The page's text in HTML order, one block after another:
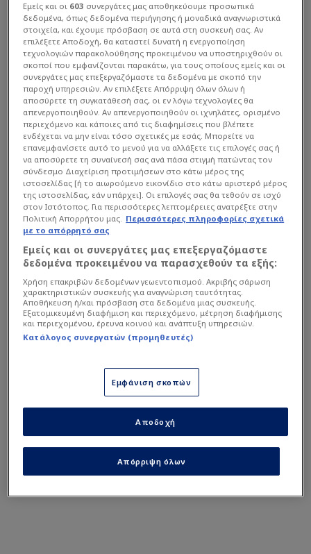
Οι θέσεις των ποδοσφαιριστών, πέρα από τον
τερματοφύλακα χωρίζονται σε τρεις γενικές
κατηγορίες: επιθετικοί, μέσοι και αμυντικοί. Σε
κάθε κατηγορία υπάρχουν επιμέρους θέσεις που
μπορεί να πάρει κάθε ποδοσφαιριστής.
Διαβάστε επίσης...
Πρώτος σκόρερ
παγκοσμίως για το 2024 ο
Ελ Κααμπί!
Τα Πρωταθλήματα του
Ολυμπιακού - Όλοι οι
τίτλοι
Δείτε παρακάτω
Εμείς και οι 603 συνεργάτες μας αποθηκεύουμε προσωπικά
δεδομένα, όπως δεδομένα περιήγησης ή μοναδικά αναγνωριστικά
στοιχεία, και έχουμε πρόσβαση σε αυτά στη συσκευή σας. Αν
επιλέξετε Αποδοχή, θα καταστεί δυνατή η ενεργοποίηση
τεχνολογιών παρακολούθησης προκειμένου να υποστηριχθούν οι
σκοποί που εμφανίζονται παρακάτω, για τους οποίους εμείς και οι
συνεργάτες μας επεξεργαζόμαστε τα δεδομένα με σκοπό την
παροχή υπηρεσιών. Αν επιλέξετε Απόρριψη όλων όλων ή
αποσύρετε τη συγκατάθεσή σας, οι εν λόγω τεχνολογίες θα
απενεργοποιηθούν. Αν απενεργοποιηθούν οι ιχνηλάτες, ορισμένο
περιεχόμενο και κάποιες από τις διαφημίσεις που βλέπετε
ενδέχεται να μην είναι τόσο σχετικές με εσάς. Μπορείτε να
επανεμφανίσετε αυτό το μενού για να αλλάξετε τις επιλογές σας ή
να αποσύρετε τη συναίνεσή σας ανά πάσα στιγμή πατώντας τον
σύνδεσμο Διαχείριση προτιμήσεων στο κάτω μέρος της
ιστοσελίδας [ή το αιωρούμενο εικονίδιο στο κάτω αριστερό μέρος
της ιστοσελίδας, εάν υπάρχει]. Οι επιλογές σας θα τεθούν σε ισχύ
στον Ιστότοπος. Για περισσότερες λεπτομέρειες ανατρέξτε στην
Πολιτική Απορρήτου μας. Περισσότερες πληροφορίες σχετικά
με το απόρρητό σας
Εμείς και οι συνεργάτες μας επεξεργαζόμαστε
δεδομένα προκειμένου να παρασχεθούν τα εξής:
Χρήση επακριβών δεδομένων γεωεντοπισμού. Ακριβής σάρωση
χαρακτηριστικών συσκευής για αναγνώριση ταυτότητας.
Αποθήκευση ή/και πρόσβαση στα δεδομένα μιας συσκευής.
Εξατομικευμένη διαφήμιση και περιεχόμενο, μέτρηση διαφήμισης
και περιεχομένου, έρευνα κοινού και ανάπτυξη υπηρεσιών.
Κατάλογος συνεργατών (προμηθευτές)
Εμφάνιση σκοπών
Απόρριψη όλων
Αποδοχή